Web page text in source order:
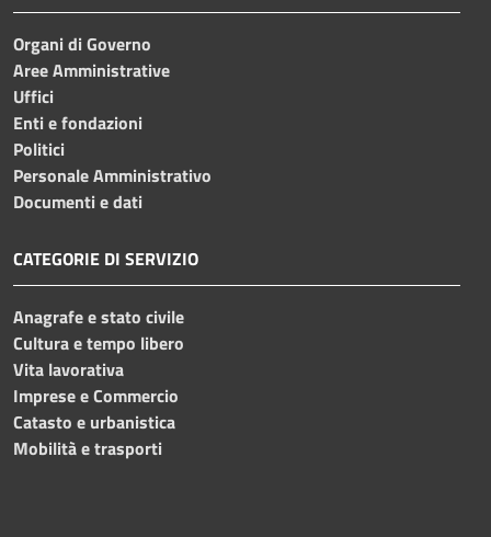
Organi di Governo
Aree Amministrative
Uffici
Enti e fondazioni
Politici
Personale Amministrativo
Documenti e dati
CATEGORIE DI SERVIZIO
Anagrafe e stato civile
Cultura e tempo libero
Vita lavorativa
Imprese e Commercio
Catasto e urbanistica
Mobilità e trasporti